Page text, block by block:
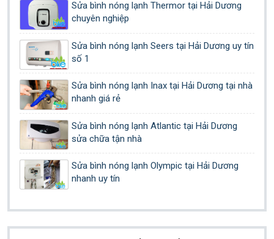
Sửa bình nóng lạnh Thermor tại Hải Dương
chuyên nghiệp
Sửa bình nóng lạnh Seers tại Hải Dương uy tín
số 1
Sửa bình nóng lạnh Inax tại Hải Dương tại nhà
nhanh giá rẻ
Sửa bình nóng lạnh Atlantic tại Hải Dương
sửa chữa tận nhà
Sửa bình nóng lạnh Olympic tại Hải Dương
nhanh uy tín